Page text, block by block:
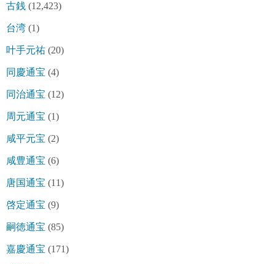
古銭 (12,423)
台湾 (1)
叶手元祐 (20)
同慶通宝 (4)
同治通宝 (12)
周元通宝 (1)
咸平元宝 (2)
咸豊通宝 (6)
唐国通宝 (11)
啓定通宝 (9)
嗣徳通宝 (85)
嘉慶通宝 (171)